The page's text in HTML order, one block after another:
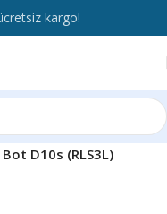
kargo!
D10s (RLS3L)